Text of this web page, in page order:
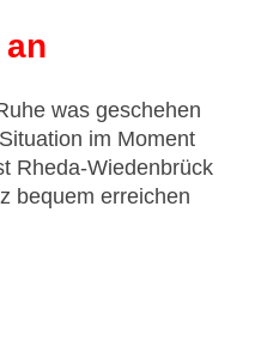
was geschehen
im Moment
Rheda-Wiedenbrück
bequem erreichen